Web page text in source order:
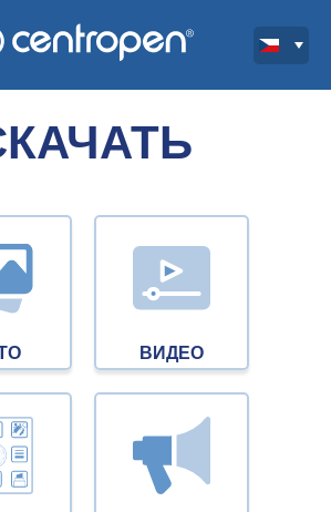
ВИДЕО